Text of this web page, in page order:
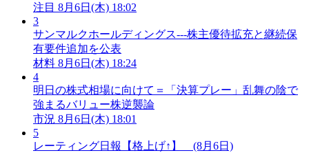
注目 8月6日(木) 18:02
3
サンマルクホールディングス---株主優待拡充と継続保
有要件追加を公表
材料 8月6日(木) 18:24
4
明日の株式相場に向けて＝「決算プレー」乱舞の陰で
強まるバリュー株逆襲論
市況 8月6日(木) 18:01
5
レーティング日報【格上げ↑】 (8月6日)